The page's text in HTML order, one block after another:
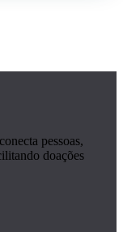
pessoas,
doações